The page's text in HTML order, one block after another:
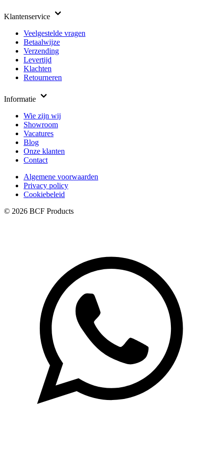
Klantenservice
Veelgestelde vragen
Betaalwijze
Verzending
Levertijd
Klachten
Retourneren
Informatie
Wie zijn wij
Showroom
Vacatures
Blog
Onze klanten
Contact
Algemene voorwaarden
Privacy policy
Cookiebeleid
© 2026 BCF Products